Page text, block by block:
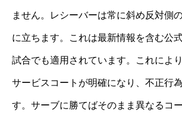
ません。レシーバーは常に斜め反対側
に立ちます。これは最新情報を含む公
試合でも適用されています。これによ
サービスコートが明確になり、不正行
す。サーブに勝てばそのまま異なるコ